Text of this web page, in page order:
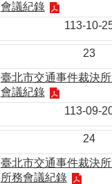
會議紀錄
113-10-
23
臺北市交通事件裁決
會議紀錄
113-09-
24
臺北市交通事件裁決
所務會議紀錄